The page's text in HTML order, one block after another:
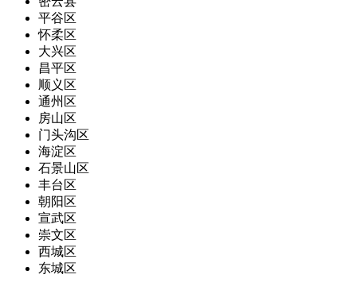
平谷区
怀柔区
大兴区
昌平区
顺义区
通州区
房山区
门头沟区
海淀区
石景山区
丰台区
朝阳区
宣武区
崇文区
西城区
东城区